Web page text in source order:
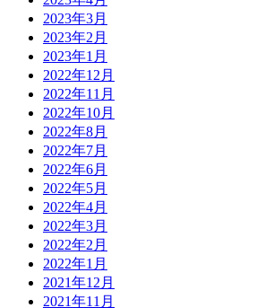
2023年3月
2023年2月
2023年1月
2022年12月
2022年11月
2022年10月
2022年8月
2022年7月
2022年6月
2022年5月
2022年4月
2022年3月
2022年2月
2022年1月
2021年12月
2021年11月